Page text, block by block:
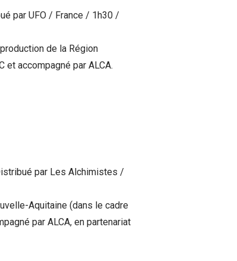
par UFO / France / 1h30 /
de la Région
et accompagné par ALCA.
par Les Alchimistes /
Aquitaine (dans le cadre
par ALCA, en partenariat